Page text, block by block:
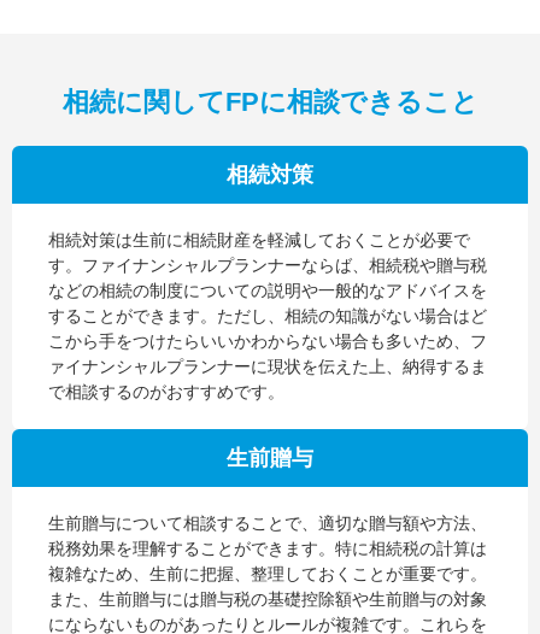
相続に関してFPに相談できること
相続対策
相続対策は生前に相続財産を軽減しておくことが必要で
す。ファイナンシャルプランナーならば、相続税や贈与税
などの相続の制度についての説明や一般的なアドバイスを
することができます。ただし、相続の知識がない場合はど
こから手をつけたらいいかわからない場合も多いため、フ
ァイナンシャルプランナーに現状を伝えた上、納得するま
で相談するのがおすすめです。
生前贈与
生前贈与について相談することで、適切な贈与額や方法、
税務効果を理解することができます。特に相続税の計算は
複雑なため、生前に把握、整理しておくことが重要です。
また、生前贈与には贈与税の基礎控除額や生前贈与の対象
にならないものがあったりとルールが複雑です。これらを